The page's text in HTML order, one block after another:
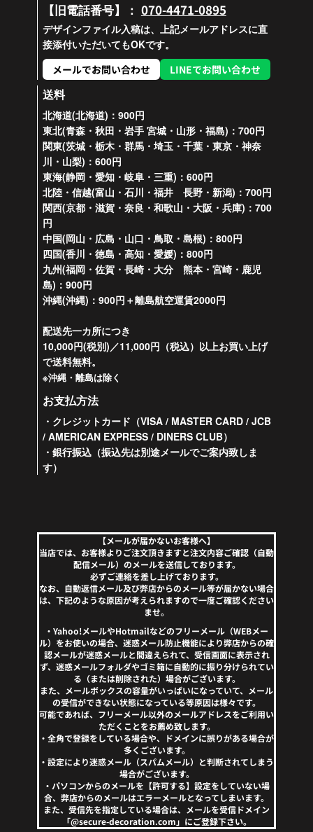
【旧電話番号】： 070-4471-0895
デザインファイル入稿は、上記メールアドレスに直
接添付いただいてもOKです。
メールでお問い合わせ
LINEでお問い合わせ
送料
北海道(北海道)：900円
東北(青森・秋田・岩手 宮城・山形・福島)：700円
関東(茨城・栃木・群馬・埼玉・千葉・東京・神奈
川・山梨)：600円
東海(静岡・愛知・岐阜・三重)：600円
北陸・信越(富山・石川・福井 長野・新潟)：700円
関西(京都・滋賀・奈良・和歌山・大阪・兵庫)：700
円
中国(岡山・広島・山口・鳥取・島根)：800円
四国(香川・徳島・高知・愛媛)：800円
九州(福岡・佐賀・長崎・大分 熊本・宮崎・鹿児
島)：900円
沖縄(沖縄)：900円＋離島航空運賃2000円
配送先一カ所につき
10,000円(税別)／11,000円（税込）以上お買い上げ
で送料無料。
※沖縄・離島は除く
お支払方法
・クレジットカード（VISA / MASTER CARD / JCB
/ AMERICAN EXPRESS / DINERS CLUB）
・銀行振込（振込先は別途メールでご案内致しま
す）
【メールが届かないお客様へ】
当店では、お客様よりご注文頂きますと注文内容ご確認（自動
配信メール）のメールを送信しております。
必ずご連絡を差し上げております。
なお、自動返信メール及び弊店からのメール等が届かない場合
は、下記のような原因が考えられますので一度ご確認ください
ませ。
・Yahoo!メールやHotmailなどのフリーメール（WEBメー
ル）をお使いの場合、迷惑メール防止機能により弊店からの確
認メールが迷惑メールと間違えられて、受信画面に表示され
ず、迷惑メールフォルダやゴミ箱に自動的に振り分けられてい
る（または削除された）場合がございます。
また、メールボックスの容量がいっぱいになっていて、メール
の受信ができない状態になっている等原因は様々です。
可能であれば、フリーメール以外のメールアドレスをご利用い
ただくことをお薦め致します。
・全角で登録をしている場合や、ドメインに誤りがある場合が
多くございます。
・設定により迷惑メール（スパムメール）と判断されてしまう
場合がございます。
・パソコンからのメールを【許可する】設定をしていない場
合、弊店からのメールはエラーメールとなってしまいます。
また、受信先を指定している場合は、メールを受信ドメイン
「@secure-decoration.com」にご登録下さい。